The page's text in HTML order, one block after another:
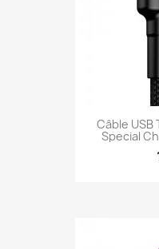
Câble USB
Special